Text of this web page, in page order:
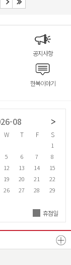
공지사항
한복이야기
08
W T F S
1
5 6 7
8
12 13 14
15
19 20 21
22
26 27 28
29
휴점일